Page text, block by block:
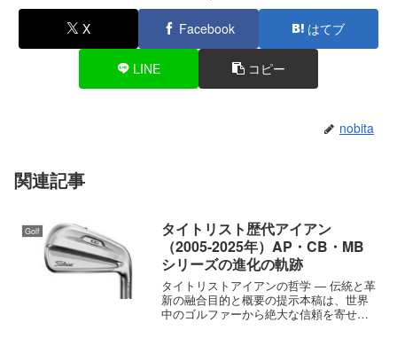
X Facebook はてブ
LINE コピー
nobita
関連記事
Golf
タイトリスト歴代アイアン
（2005-2025年）AP・CB・MB
シリーズの進化の軌跡
タイトリストアイアンの哲学 ― 伝統と革
新の融合目的と概要の提示本稿は、世界
中のゴルファーから絶大な信頼を寄せら